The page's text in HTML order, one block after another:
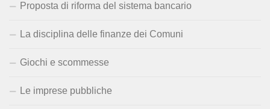
Proposta di riforma del sistema bancario
La disciplina delle finanze dei Comuni
Giochi e scommesse
Le imprese pubbliche